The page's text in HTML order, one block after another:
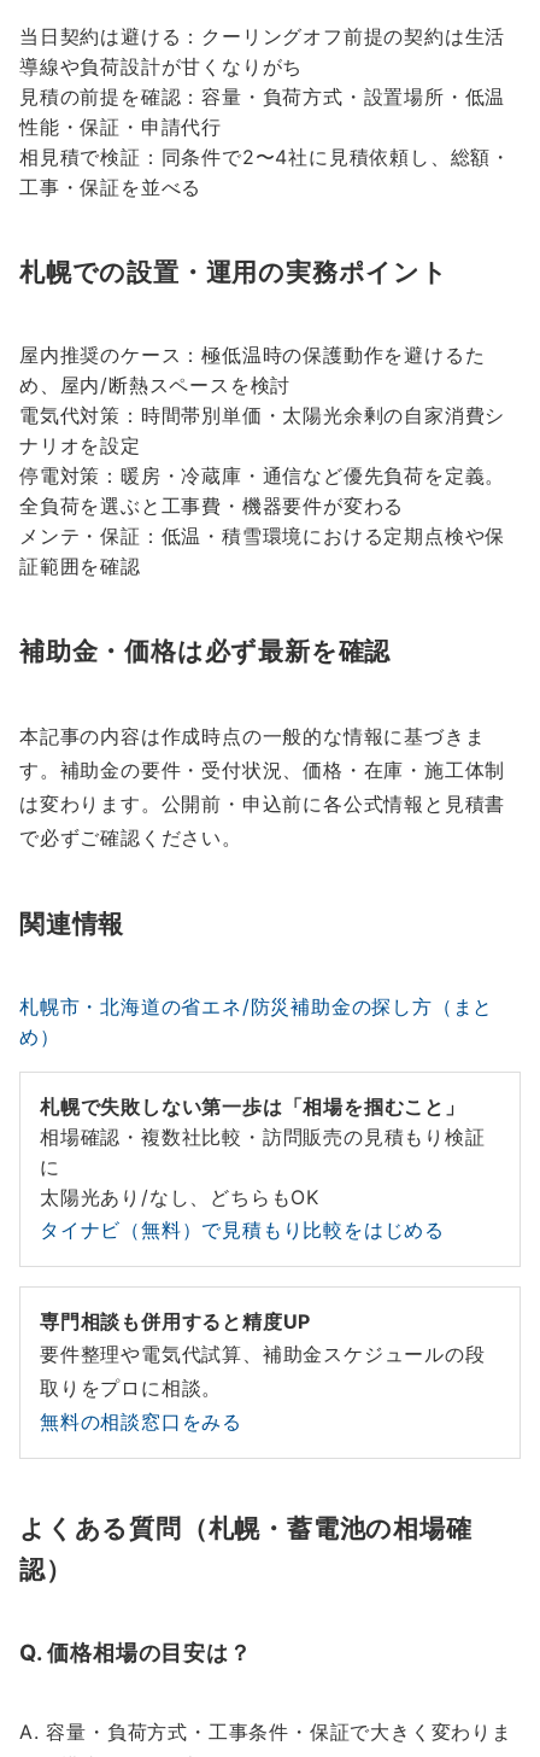
当日契約は避ける：クーリングオフ前提の契約は生活
導線や負荷設計が甘くなりがち
見積の前提を確認：容量・負荷方式・設置場所・低温
性能・保証・申請代行
相見積で検証：同条件で2〜4社に見積依頼し、総額・
工事・保証を並べる
札幌での設置・運用の実務ポイント
屋内推奨のケース：極低温時の保護動作を避けるた
め、屋内/断熱スペースを検討
電気代対策：時間帯別単価・太陽光余剰の自家消費シ
ナリオを設定
停電対策：暖房・冷蔵庫・通信など優先負荷を定義。
全負荷を選ぶと工事費・機器要件が変わる
メンテ・保証：低温・積雪環境における定期点検や保
証範囲を確認
補助金・価格は必ず最新を確認
本記事の内容は作成時点の一般的な情報に基づきま
す。補助金の要件・受付状況、価格・在庫・施工体制
は変わります。公開前・申込前に各公式情報と見積書
で必ずご確認ください。
関連情報
札幌市・北海道の省エネ/防災補助金の探し方（まと
め）
札幌で失敗しない第一歩は「相場を掴むこと」
相場確認・複数社比較・訪問販売の見積もり検証
に
太陽光あり/なし、どちらもOK
タイナビ（無料）で見積もり比較をはじめる
専門相談も併用すると精度UP
要件整理や電気代試算、補助金スケジュールの段
取りをプロに相談。
無料の相談窓口をみる
よくある質問（札幌・蓄電池の相場確
認）
Q. 価格相場の目安は？
A. 容量・負荷方式・工事条件・保証で大きく変わりま